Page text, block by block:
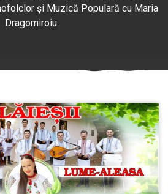
și Muzică Populară cu Maria
Dragomiroiu